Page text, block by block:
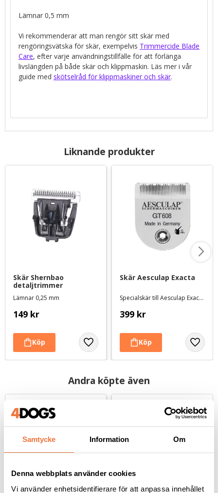
Samtycke Information Om
Denna webbplats använder cookies
Vi använder enhetsidentifierare för att anpassa innehållet
Lämnar 0,5 mm
Vi rekommenderar att man rengör sitt skär med
rengöringsvätska för skär, exempelvis Trimmercide Blade
Care, efter varje användningstillfälle för att förlänga
livslängden på både skär och klippmaskin. Läs mer i vår
guide med skötselråd för klippmaskiner och skär.
Liknande produkter
Skär Shernbao
detaljtrimmer
Lämnar 0,25 mm
149 kr
Skär Aesculap Exacta
Specialskär till Aesculap Exacta
399 kr
Andra köpte även